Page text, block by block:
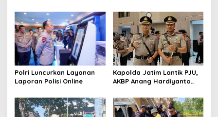
Polri Luncurkan Layanan
Laporan Polisi Online
Kapolda Jatim Lantik PJU,
AKBP Anang Hardiyanto